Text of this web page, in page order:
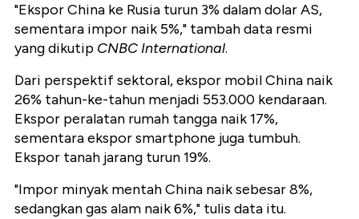
"Ekspor China ke Rusia turun 3% dalam dolar AS,
sementara impor naik 5%," tambah data resmi
yang dikutip CNBC International.
Dari perspektif sektoral, ekspor mobil China naik
26% tahun-ke-tahun menjadi 553.000 kendaraan.
Ekspor peralatan rumah tangga naik 17%,
sementara ekspor smartphone juga tumbuh.
Ekspor tanah jarang turun 19%.
"Impor minyak mentah China naik sebesar 8%,
sedangkan gas alam naik 6%," tulis data itu.